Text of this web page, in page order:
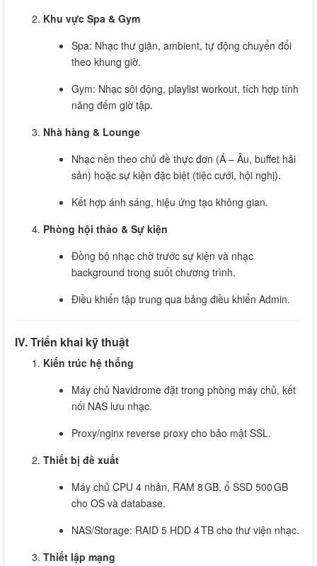
Khu vực Spa & Gym
Spa: Nhạc thư giãn, ambient, tự động chuyển đổi
theo khung giờ.
Gym: Nhạc sôi động, playlist workout, tích hợp tính
năng đếm giờ tập.
Nhà hàng & Lounge
Nhạc nền theo chủ đề thực đơn (Á – Âu, buffet hải
sản) hoặc sự kiện đặc biệt (tiệc cưới, hội nghị).
Kết hợp ánh sáng, hiệu ứng tạo không gian.
Phòng hội thảo & Sự kiện
Đồng bộ nhạc chờ trước sự kiện và nhạc
background trong suốt chương trình.
Điều khiển tập trung qua bảng điều khiển Admin.
IV. Triển khai kỹ thuật
Kiến trúc hệ thống
Máy chủ Navidrome đặt trong phòng máy chủ, kết
nối NAS lưu nhạc.
Proxy/nginx reverse proxy cho bảo mật SSL.
Thiết bị đề xuất
Máy chủ CPU 4 nhân, RAM 8 GB, ổ SSD 500 GB
cho OS và database.
NAS/Storage: RAID 5 HDD 4 TB cho thư viện nhạc.
Thiết lập mạng